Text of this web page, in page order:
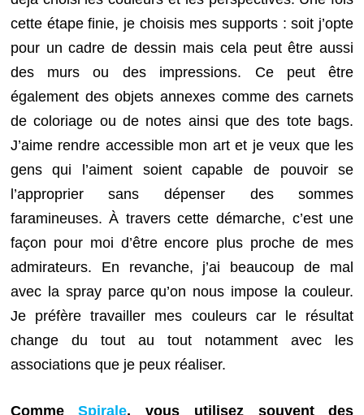
cette étape finie, je choisis mes supports : soit j’opte
pour un cadre de dessin mais cela peut être aussi
des murs ou des impressions. Ce peut être
également des objets annexes comme des carnets
de coloriage ou de notes ainsi que des tote bags.
J’aime rendre accessible mon art et je veux que les
gens qui l’aiment soient capable de pouvoir se
l’approprier sans dépenser des sommes
faramineuses. À travers cette démarche, c’est une
façon pour moi d’être encore plus proche de mes
admirateurs. En revanche, j’ai beaucoup de mal
avec la spray parce qu’on nous impose la couleur.
Je préfère travailler mes couleurs car le résultat
change du tout au tout notamment avec les
associations que je peux réaliser.
CommeSpirale, vous utilisez souvent des